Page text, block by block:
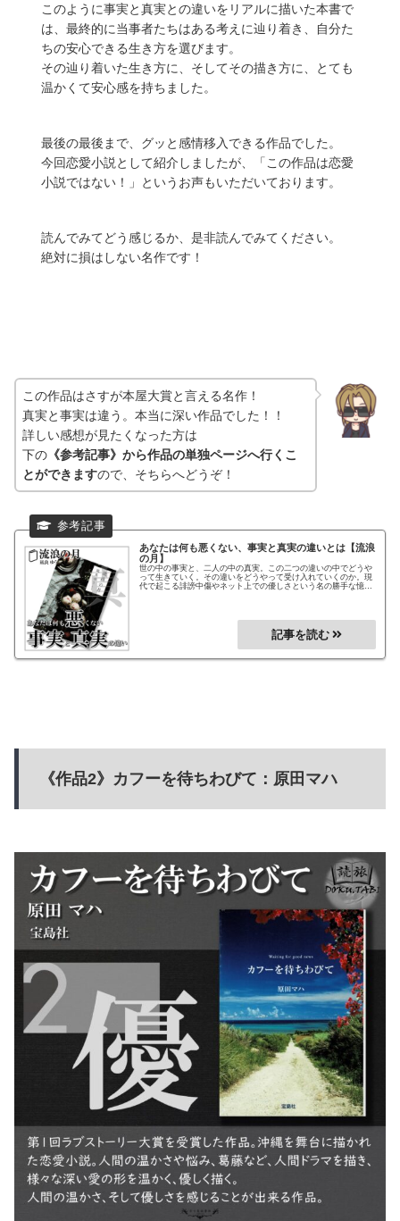
このように事実と真実との違いをリアルに描いた本書で
は、最終的に当事者たちはある考えに辿り着き、自分た
ちの安心できる生き方を選びます。
その辿り着いた生き方に、そしてその描き方に、とても
温かくて安心感を持ちました。
最後の最後まで、グッと感情移入できる作品でした。
今回恋愛小説として紹介しましたが、「この作品は恋愛
小説ではない！」というお声もいただいております。
読んでみてどう感じるか、是非読んでみてください。
絶対に損はしない名作です！
この作品はさすが本屋大賞と言える名作！
真実と事実は違う。本当に深い作品でした！！
詳しい感想が見たくなった方は
下の 《参考記事》から作品の単独ページへ行くこ
とができますので、そちらへどうぞ！
あなたは何も悪くない、事実と真実の違いとは 【流浪
の月】
世の中の事実と、二人の中の真実。この二つの違いの中でどうや
って生きていく。その違いをどうやって受け入れていくのか。現
代で起こる誹謗中傷やネット上での優しさという名の勝手な憶
《作品2》カフーを待ちわびて：原田マハ